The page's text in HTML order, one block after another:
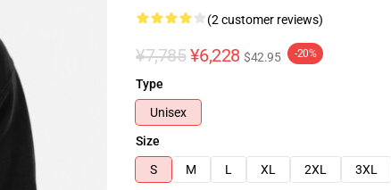
(2 customer reviews)
¥7,785 ¥6,228 $42.95 -20%
Type
Unisex
Size
S
M L XL 2XL 3XL